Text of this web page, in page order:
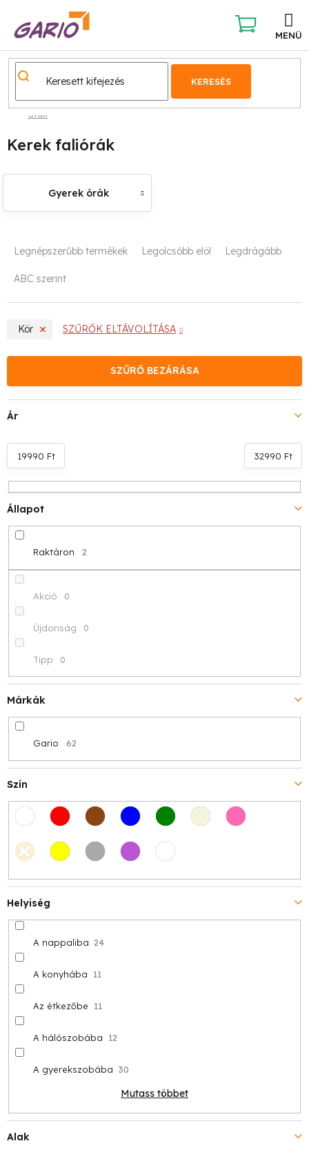
KERESÉS
KOSÁR
Órák
Kerek faliórák
Gyerek órák
T
m
e
e
n
d
e
z
é
s
e
Legnépszerűbb termékek Legolcsóbb elöl Legdrágább
ABC szerint
Kör SZŰRŐK ELTÁVOLÍTÁSA
SZŰRŐ BEZÁRÁSA
Ár
19990 Ft 32990 Ft
Állapot
Raktáron 2
Akció 0
Újdonság 0
Tipp 0
Márkák
Gario 62
Szín
Helyiség
A nappaliba 24
A konyhába 11
Az étkezőbe 11
A hálószobába 12
A gyerekszobába 30
Mutass többet
Alak